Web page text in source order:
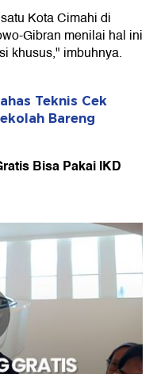
Kota Cimahi di
Gibran menilai hal ini
khusus," imbuhnya.
Teknis Cek
Bareng
Bisa Pakai IKD